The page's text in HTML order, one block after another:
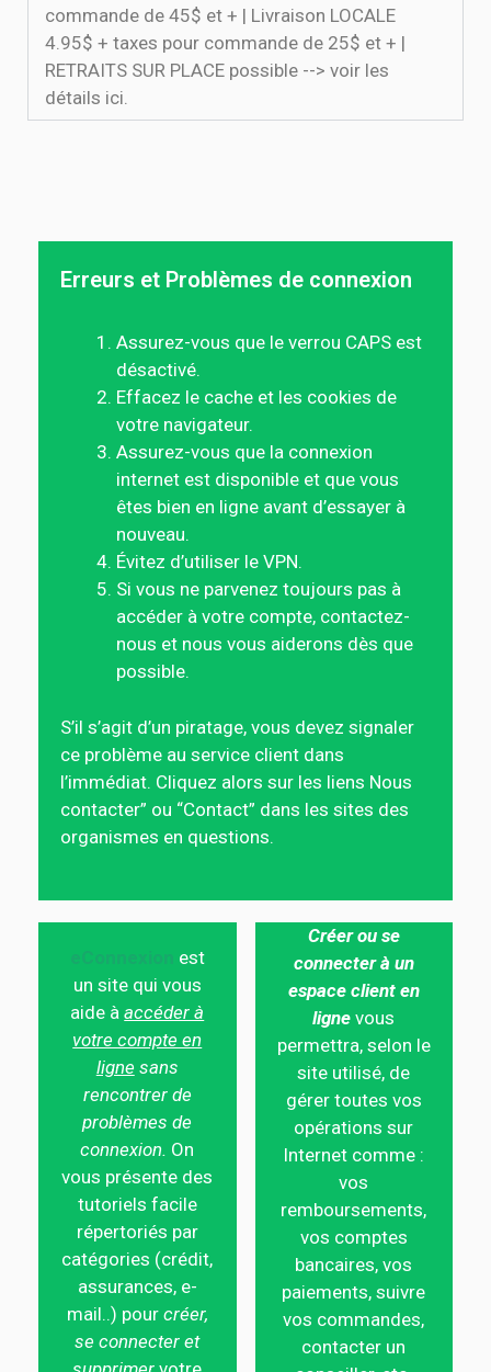
commande de 45$ et + | Livraison LOCALE
4.95$ + taxes pour commande de 25$ et + |
RETRAITS SUR PLACE possible --> voir les
détails ici.
Erreurs et Problèmes de connexion
Assurez-vous que le verrou CAPS est
désactivé.
Effacez le cache et les cookies de
votre navigateur.
Assurez-vous que la connexion
internet est disponible et que vous
êtes bien en ligne avant d’essayer à
nouveau.
Évitez d’utiliser le VPN.
Si vous ne parvenez toujours pas à
accéder à votre compte, contactez-
nous et nous vous aiderons dès que
possible.
S’il s’agit d’un piratage, vous devez signaler
ce problème au service client dans
l’immédiat. Cliquez alors sur les liens Nous
contacter” ou “Contact” dans les sites des
organismes en questions.
est
un site qui vous
aide àaccéder à
votre compte en
ligne sans
rencontrer de
problèmes de
connexion. On
vous présente des
tutoriels facile
répertoriés par
catégories (crédit,
assurances, e-
mail..) pour créer,
se connecter et
Créer ou se
connecter à un
espace client en
ligne vous
permettra, selon le
site utilisé, de
gérer toutes vos
opérations sur
Internet comme :
vos
remboursements,
vos comptes
bancaires, vos
paiements, suivre
vos commandes,
contacter un